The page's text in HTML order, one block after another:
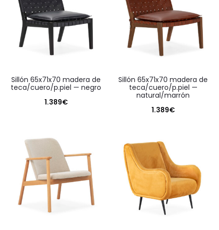
sillón 65x71x70 madera de
teca/cuero/p.piel — negro
1.389€
sillón 65x71x70 madera de
teca/cuero/p.piel —
natural/marrón
1.389€